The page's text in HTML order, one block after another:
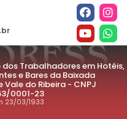
Trabalhadores em Hotéis,
e Bares da Baixada
Vale do Ribeira - CNPJ
0001-23
23/03/1933